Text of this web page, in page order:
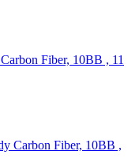
Fiber, 10BB , 11